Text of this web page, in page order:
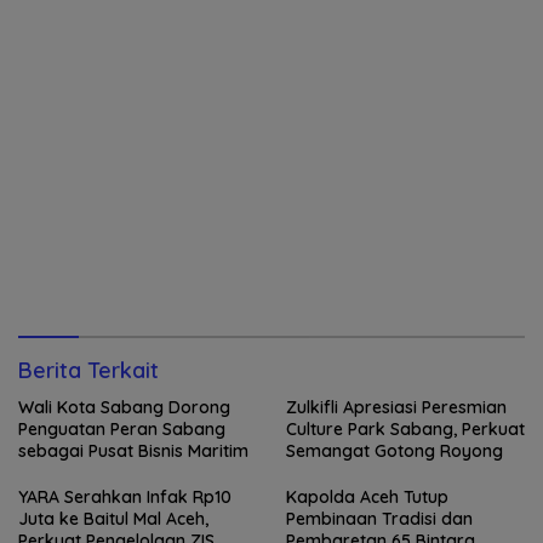
Berita Terkait
Wali Kota Sabang Dorong
Penguatan Peran Sabang
sebagai Pusat Bisnis Maritim
Zulkifli Apresiasi Peresmian
Culture Park Sabang, Perkuat
Semangat Gotong Royong
YARA Serahkan Infak Rp10
Juta ke Baitul Mal Aceh,
Kapolda Aceh Tutup
Pembinaan Tradisi dan